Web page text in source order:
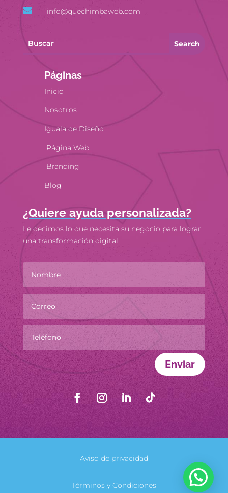
 info@quechimbaweb.com
Páginas
Inicio
Nosotros
Iguala de Diseño
Página Web
Branding
Blog
¿Quiere ayuda personalizada?
Le decimos lo que necesita su negocio para lograr
una transformación digital.
Enviar
Aviso de privacidad
Términos y Condiciones